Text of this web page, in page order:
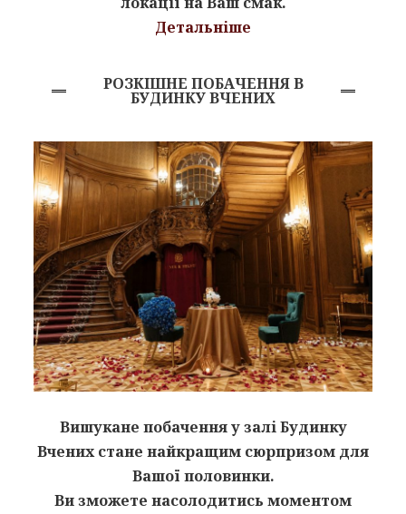
Детальніше
РОЗКІШНЕ ПОБАЧЕННЯ В
БУДИНКУ ВЧЕНИХ
Вишукане побачення у залі Будинку
Вчених стане найкращим сюрпризом для
Вашої половинки.
Ви зможете насолодитись моментом